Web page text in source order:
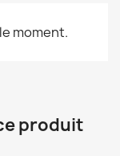
moment.
produit